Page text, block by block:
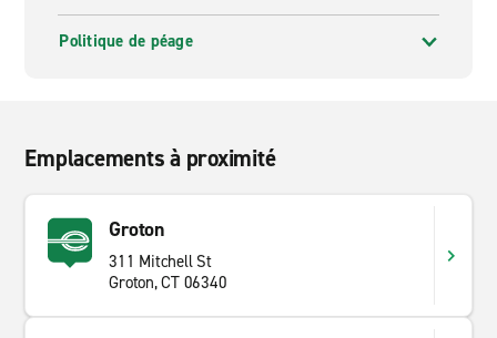
Politique de péage
Emplacements à proximité
Groton
311 Mitchell St
Groton, CT 06340